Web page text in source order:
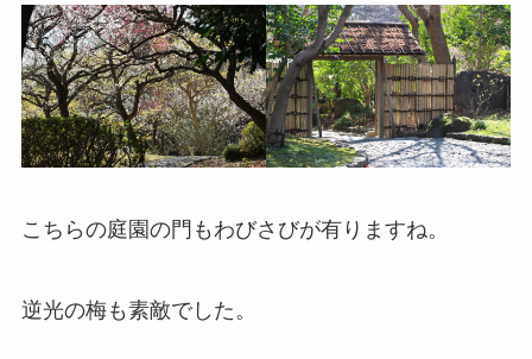
こちらの庭園の門もわびさびが有りますね。
逆光の梅も素敵でした。